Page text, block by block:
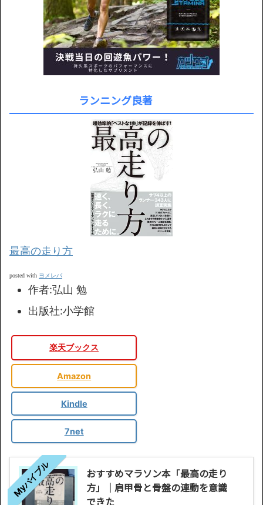
ランニング良著
最高の走り方
posted with ヨメレバ
作者:弘山 勉
出版社:小学館
楽天ブックス
Amazon
Kindle
7net
Myバイブル
おすすめマラソン本「最高の走り
方」｜肩甲骨と骨盤の連動を意識
できた